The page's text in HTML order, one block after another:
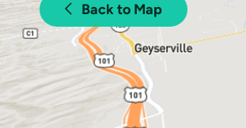
Back to Map